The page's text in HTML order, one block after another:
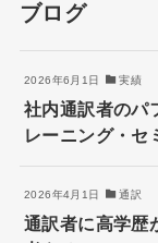
ブログ
2026年6月1日 実績
社内通訳者のパ
レーニング・セ
2026年4月1日 通訳
通訳者に高学歴